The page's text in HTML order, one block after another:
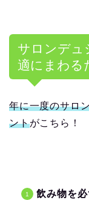
サロンデュ
適にまわる
年に一度のサロ
ントがこちら！
飲み物を必